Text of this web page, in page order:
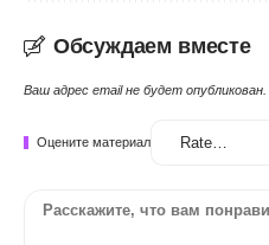
Обсуждаем вместе
Ваш адрес email не будет опубликован.
Оцените материал